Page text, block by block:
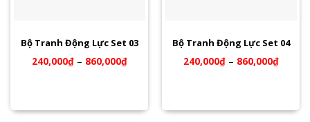
Bộ Tranh Động Lực Set 03
240,000₫– 860,000₫
Bộ Tranh Động Lực Set 04
240,000₫– 860,000₫